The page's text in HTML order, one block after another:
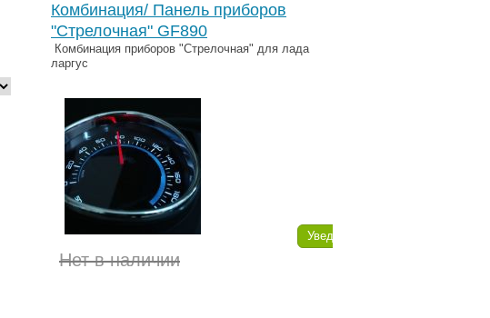
Комбинация/ Панель приборов
"Стрелочная" GF890
Комбинация приборов "Стрелочная" для лада
ларгус
Нет в наличии
Уведомить